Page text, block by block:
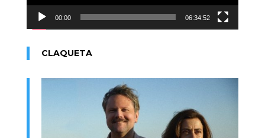
00:00 06:34:52
CLAQUETA